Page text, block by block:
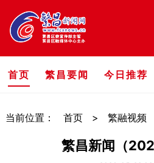
首页 繁昌要闻 今日推荐
当前位置： 首页 > 繁融视频
繁昌新闻（